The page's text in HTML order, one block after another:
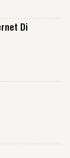
Di